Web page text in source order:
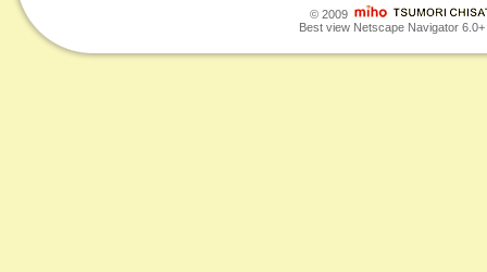
© 2009
Best view Netscape Navigator